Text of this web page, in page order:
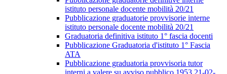
istituto personale docente mobilità 20/21
Pubblicazione graduatorie provvisorie interne
istituto personale docente mobilità 20/21
Graduatoria definitiva istituto 1° fascia docenti
Pubblicazione Graduatoria d'istituto 1° Fascia
ATA
Pubblicazione graduatoria provvisoria tutor